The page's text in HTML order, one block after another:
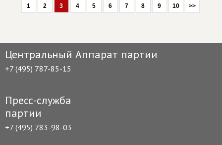
1 2 3 4 5 6 7 8 9 10 >>
Центральный Аппарат партии
+7 (495) 787-85-15
Пресс-служба
партии
+7 (495) 783-98-03